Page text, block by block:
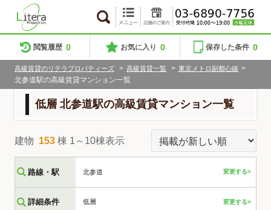
閲覧履歴 0 お気に入り 0 保存した条件 0
高級賃貸のリテラプロパティーズ > 高級賃貸一覧 > 東京メトロ副都心線 >
北参道駅の高級賃貸マンション一覧
低層 北参道駅の高級賃貸マンション一覧
建物 153 棟 1～10棟表示
路線・駅 北参道 変更する>
詳細条件 低層 変更する>